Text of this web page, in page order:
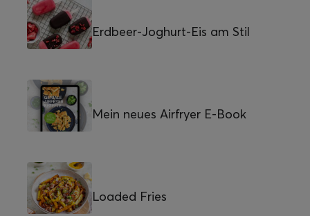
Erdbeer-Joghurt-Eis am Stil
Mein neues Airfryer E-Book
Loaded Fries